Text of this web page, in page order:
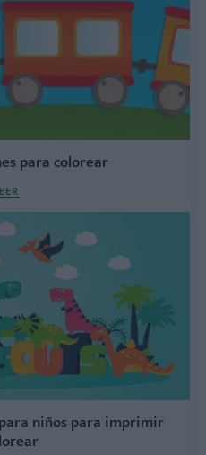
para colorear
niños para imprimir